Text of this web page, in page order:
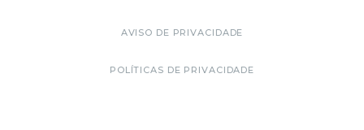
AVISO DE PRIVACIDADE
POLÍTICAS DE PRIVACIDADE